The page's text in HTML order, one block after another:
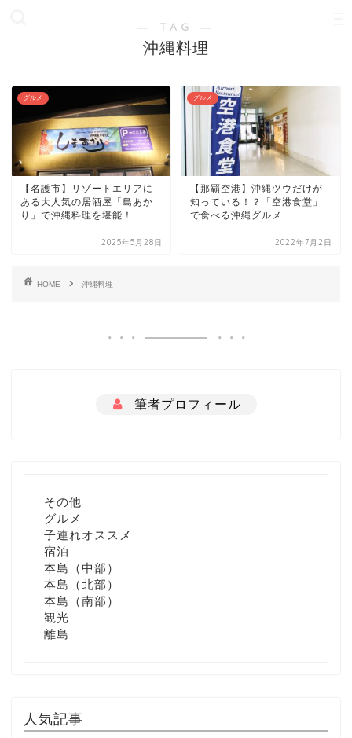
― TAG ―
沖縄料理
グルメ
【名護市】リゾートエリアに
ある大人気の居酒屋「島あか
り」で沖縄料理を堪能！
2025年5月28日
グルメ
【那覇空港】沖縄ツウだけが
知っている！？「空港食堂」
で食べる沖縄グルメ
2022年7月2日
HOME 沖縄料理
筆者プロフィール
その他
グルメ
子連れオススメ
宿泊
本島（中部）
本島（北部）
本島（南部）
観光
離島
人気記事